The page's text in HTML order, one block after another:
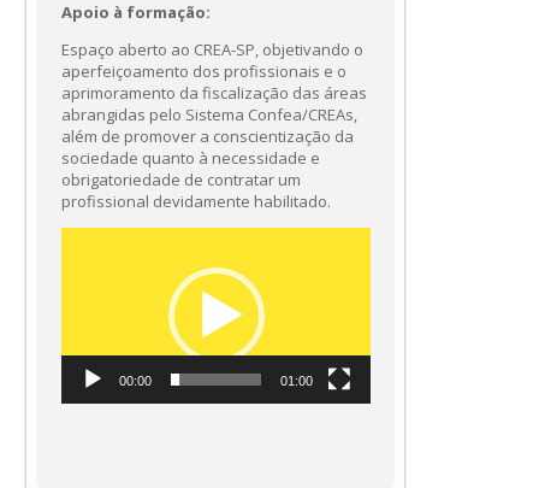
Apoio à formação:
Espaço aberto ao CREA-SP, objetivando o
aperfeiçoamento dos profissionais e o
aprimoramento da fiscalização das áreas
abrangidas pelo Sistema Confea/CREAs,
além de promover a conscientização da
sociedade quanto à necessidade e
obrigatoriedade de contratar um
profissional devidamente habilitado.
00:00 01:00